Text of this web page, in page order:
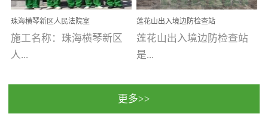
她将越来越枝繁叶茂，终
将会成为一棵参天大树！
优吸环保截止2020年拥有
全国600家网点分支机构。
致酒店是为中高端人士...
州)校区 工程案...
珠海横琴新区人民法院室
内除甲醛空气治理项目
施工名称：珠海横琴新区
人...
民法院室内除甲醛空气治
莲花山出入境边防检查站
室内除甲醛空气治理项目
莲花山出入境边防检查站
是...
国家通过设在对外开放口
更多>>